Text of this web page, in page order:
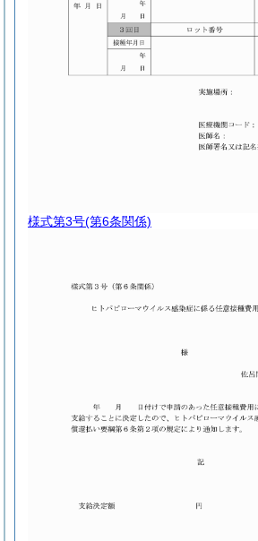
様式第3号(第6条関係)